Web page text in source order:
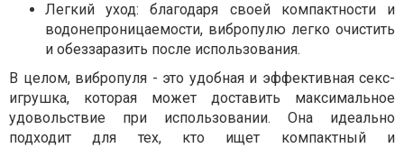
Легкий уход: благодаря своей компактности и
водонепроницаемости, вибропулю легко очистить
и обеззаразить после использования.
В целом, вибропуля - это удобная и эффективная секс-
игрушка, которая может доставить максимальное
удовольствие при использовании. Она идеально
подходит для тех, кто ищет компактный и